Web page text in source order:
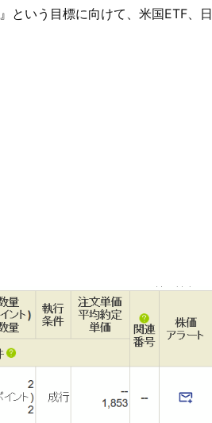
』という目標に向けて、米国ETF、日